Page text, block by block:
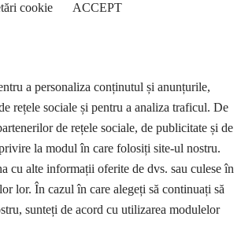
cookie ACCEPT
a personaliza conținutul și anunțurile,
rețele sociale și pentru a analiza traficul. De
de rețele sociale, de publicitate și de
la modul în care folosiți site-ul nostru.
cu alte informații oferite de dvs. sau culese în
lor. În cazul în care alegeți să continuați să
sunteți de acord cu utilizarea modulelor